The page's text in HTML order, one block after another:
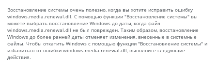
Восстановление системы очень полезно, когда вы хотите исправить ошибку
windows.media.renewal.dll. С помощью функции "Восстановление системы" вы
можете выбрать восстановление Windows до даты, когда файл
windows.media.renewal.dll не был поврежден. Таким образом, восстановление
Windows до более ранней даты отменяет изменения, внесенные в системные
файлы. Чтобы откатить Windows с помощью функции "Восстановление системы" и
избавиться от ошибки windows.media.renewal.dll, выполните следующие
действия.